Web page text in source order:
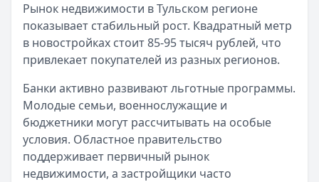
Кратко:Оформление ипотеки стало доступнее
Опубликовано:17 ноября 2025 г.
Категория:Ипотека
Читать статью
Все статьи
Рынок недвижимости в Тульском регионе
показывает стабильный рост. Квадратный метр
в новостройках стоит 85-95 тысяч рублей, что
привлекает покупателей из разных регионов.
Банки активно развивают льготные программы.
Молодые семьи, военнослужащие и
бюджетники могут рассчитывать на особые
условия. Областное правительство
поддерживает первичный рынок
недвижимости, а застройщики часто